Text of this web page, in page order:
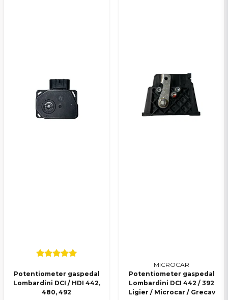
Potentiometer gaspedal
Lombardini DCI / HDI 442,
480, 492
MICROCAR
Potentiometer gaspedal
Lombardini DCI 442 / 392
Ligier / Microcar / Grecav